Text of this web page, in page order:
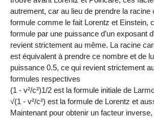
autrement, car au lieu de prendre la racine
formule comme le fait Lorentz et Einstein,
formule par une puissance d’un exposant
revient strictement au même. La racine
est équivalent à prendre ce nombre et de
puissance 0.5, ce qui revient strictement
formules respectives
(1 - v²/c²)1/2 est la formule initiale de
√(1 - v²/c²) est la formule de Lorentz et
Maintenant pour obtenir un facteur